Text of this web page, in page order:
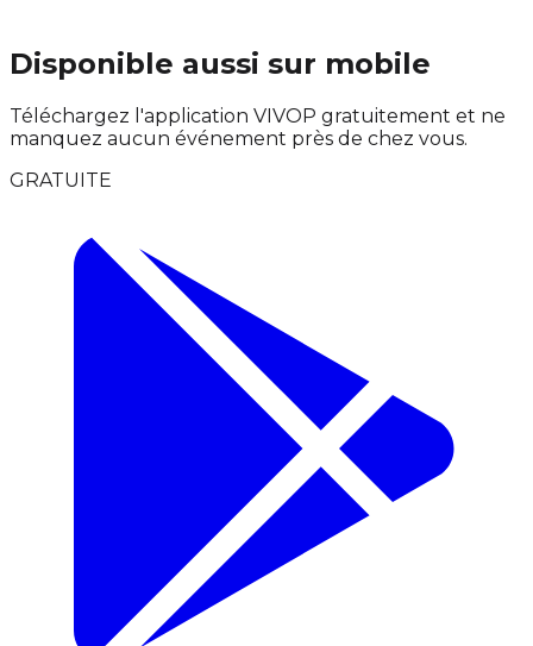
Disponible aussi sur mobile
Téléchargez l'application VIVOP gratuitement et ne
manquez aucun événement près de chez vous.
GRATUITE